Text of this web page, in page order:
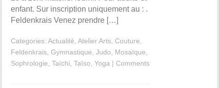
enfant. Sur inscription uniquement au : .
Feldenkrais Venez prendre […]
Categories:Actualité ,Atelier Arts Couture
Feldenkrais Gymnastique ,Judo Mosaïque
Sophrologie ,Taïchi ,Taïso ,Yoga | Comments